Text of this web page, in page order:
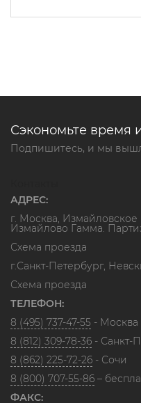
Сэкономьте время
Подпишитесь, и мы
АДРЕС:
г. Москва, Измайловское
Измайлово Гамма.
Схема проезда
г.Санкт-Петербург,
Схема проезда
ТЕЛЕФОН:
8 (495) 737-47-55 - Москва
8 (812) 309-78-36 - Санкт-
8 (862) 225-72-26 - Сочи
8 (800) 707-55-86 –
ФАКС: